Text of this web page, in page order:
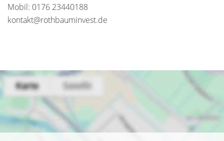
Mobil: 0176 23440188
kontakt@rothbauminvest.de